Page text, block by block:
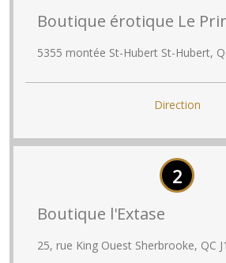
Boutique érotique Le
5355 montée St-Hubert St-Hubert,
Direction
2
Boutique l'Extase
25, rue King Ouest Sherbrooke, QC